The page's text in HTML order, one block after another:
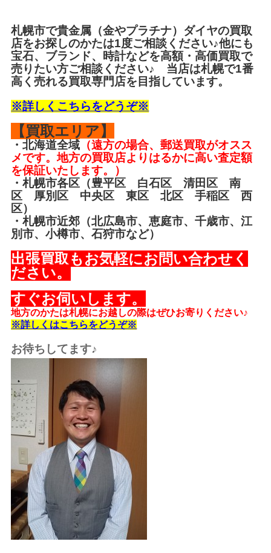
札幌市で貴金属 （金やプラチナ）ダイヤの買取
店をお探しのかたは1度ご相談ください♪他にも
宝石、ブランド、時計などを高額・高価買取で
売りたい方ご相談ください♪ 当店は札幌で1番
高く売れる買取専門店を目指しています。
※詳しくこちらをどうぞ※
【買取エリア】
・北海道全域 （遠方の場合、郵送買取がオスス
メです。地方の買取店よりはるかに高い査定額
を保証いたします。）
・札幌市各区（豊平区 白石区 清田区 南
区 厚別区 中央区 東区 北区 手稲区 西
区）
・札幌市近郊（北広島市、恵庭市、千歳市、江
別市、小樽市、石狩市など）
出張買取もお気軽にお問い合わせく
ださい。
すぐお伺いします。
地方のかたは札幌にお越しの際はぜひお寄りください♪
※詳しくはこちらをどうぞ※
お待ちしてます♪